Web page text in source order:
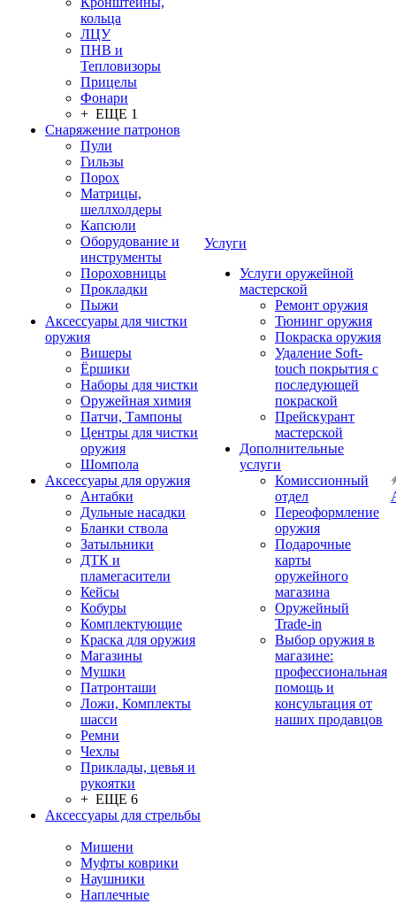
кольца
ЛЦУ
ПНВ и
Тепловизоры
Прицелы
Фонари
+ ЕЩЕ 1
Снаряжение патронов
Пули
Гильзы
Порох
Матрицы,
шеллхолдеры
Капсюли
Оборудование и
инструменты
Пороховницы
Прокладки
Пыжи
Аксессуары для чистки
оружия
Вишеры
Ёршики
Наборы для чистки
Оружейная химия
Патчи, Тампоны
Центры для чистки
оружия
Шомпола
Аксессуары для оружия
Антабки
Дульные насадки
Бланки ствола
Затыльники
ДТК и
пламегасители
Кейсы
Кобуры
Комплектующие
Краска для оружия
Магазины
Мушки
Патронташи
Ложи, Комплекты
шасси
Ремни
Чехлы
Приклады, цевья и
рукоятки
+ ЕЩЕ 6
Аксессуары для стрельбы
Мишени
Муфты коврики
Наушники
Наплечные
Услуги
Услуги оружейной
мастерской
Ремонт оружия
Тюнинг оружия
Покраска оружия
Удаление Soft-
touch покрытия с
последующей
покраской
Прейскурант
мастерской
Дополнительные
услуги
Комиссионный
отдел
Переоформление
оружия
Подарочные
карты
оружейного
магазина
Оружейный
Trade-in
Выбор оружия в
магазине:
профессиональная
помощь и
консультация от
наших продавцов